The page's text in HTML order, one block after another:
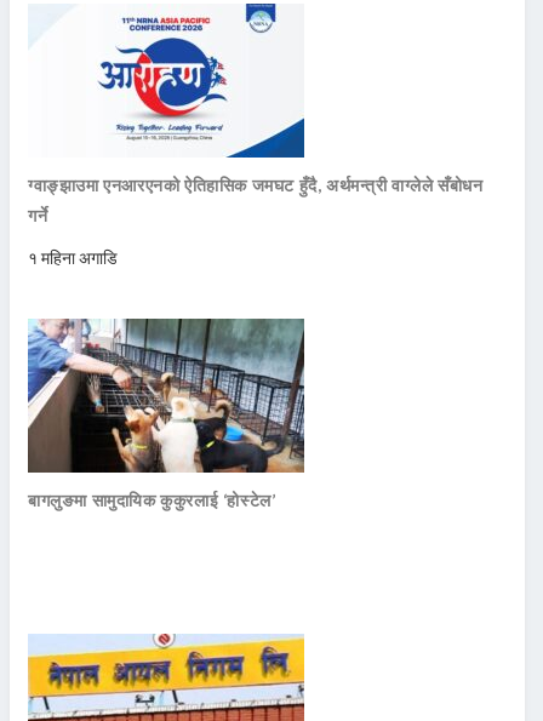
ग्वाङ्झाउमा एनआरएनको ऐतिहासिक जमघट हुँदै, अर्थमन्त्री वाग्लेले सँबोधन
गर्ने
१ महिना अगाडि
बागलुङमा सामुदायिक कुकुरलाई ‘होस्टेल’